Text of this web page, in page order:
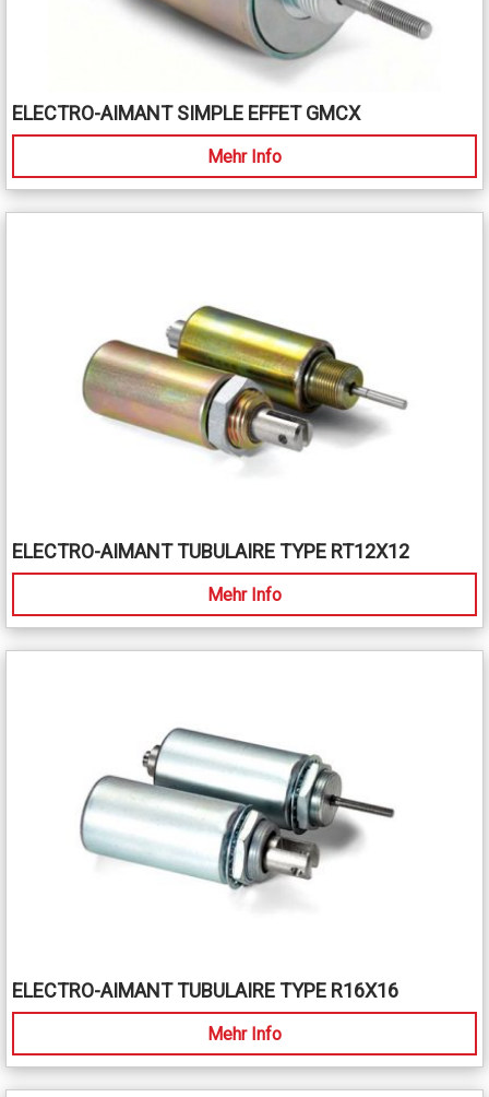
ELECTRO-AIMANT SIMPLE EFFET GMCX
Mehr Info
ELECTRO-AIMANT TUBULAIRE TYPE RT12X12
Mehr Info
ELECTRO-AIMANT TUBULAIRE TYPE R16X16
Mehr Info